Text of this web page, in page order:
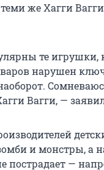
же Хагги
те
нарушен
Вагги, —
и монстры, а
пострадает —